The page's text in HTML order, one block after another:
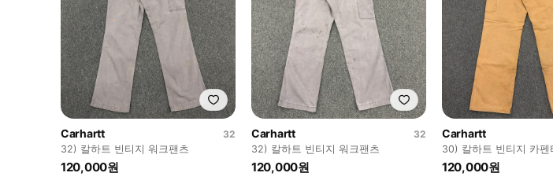
Carhartt
32
32) 칼하트 빈티지 워크팬츠
120,000원
Carhartt
32
32) 칼하트 빈티지 워크팬츠
120,000원
Carhartt
30) 칼하트 빈티지 카펜
120,000원